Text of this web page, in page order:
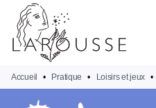
MENU
PIED DE PAGE
Accueil • Pratique • Loisirs et jeux •